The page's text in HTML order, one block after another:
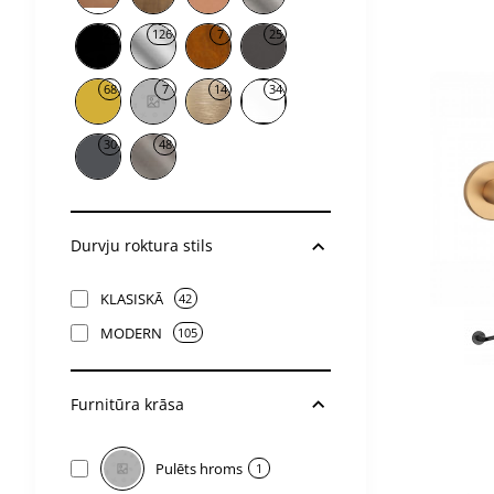
21 126 7 25
68 7 14 34
30 48
Durvju roktura stils
KLASISKĀ 42
MODERN 105
Furnitūra krāsa
Pulēts hroms 1
2-
2-4